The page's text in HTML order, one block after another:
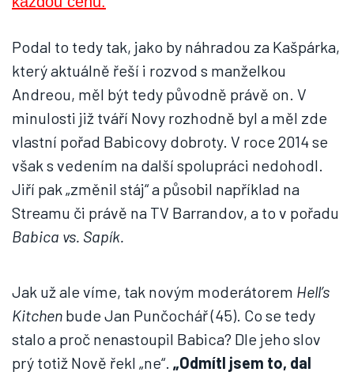
Podal to tedy tak, jako by náhradou za Kašpárka,
který aktuálně řeší i rozvod s manželkou
Andreou, měl být tedy původně právě on. V
minulosti již tváří Novy rozhodně byl a měl zde
vlastní pořad Babicovy dobroty. V roce 2014 se
však s vedením na další spolupráci nedohodl.
Jiří pak „změnil stáj“ a působil například na
Streamu či právě na TV Barrandov, a to v pořadu
Babica vs. Sapík.
Jak už ale víme, tak novým moderátorem Hell’s
Kitchen bude Jan Punčochář (45). Co se tedy
stalo a proč nenastoupil Babica? Dle jeho slov
prý totiž Nově řekl „ne“. „Odmítl jsem to, dal